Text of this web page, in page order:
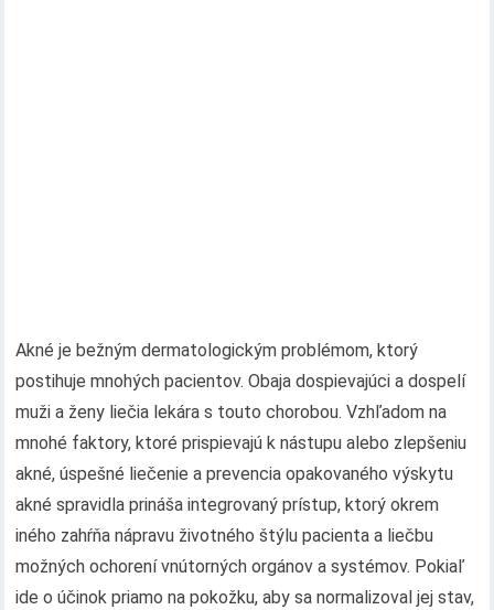
Akné je bežným dermatologickým problémom, ktorý
postihuje mnohých pacientov. Obaja dospievajúci a dospelí
muži a ženy liečia lekára s touto chorobou. Vzhľadom na
mnohé faktory, ktoré prispievajú k nástupu alebo zlepšeniu
akné, úspešné liečenie a prevencia opakovaného výskytu
akné spravidla prináša integrovaný prístup, ktorý okrem
iného zahŕňa nápravu životného štýlu pacienta a liečbu
možných ochorení vnútorných orgánov a systémov. Pokiaľ
ide o účinok priamo na pokožku, aby sa normalizoval jej stav,